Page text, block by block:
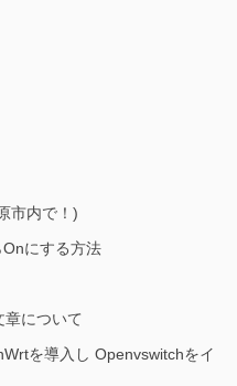
市内で！)
にする方法
について
を導入し Openvswitchをイ